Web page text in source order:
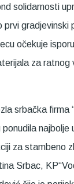
solidarnosti
prvi gradjevinski
očekuje
za ratnog
srbačka firma
najbolje
za stambeno
Srbac,